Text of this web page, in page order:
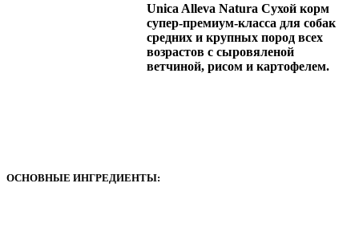
Unica Alleva Natura Сухой корм
супер-премиум-класса для собак
средних и крупных пород всех
возрастов с сыровяленой
ветчиной, рисом и картофелем.
ОСНОВНЫЕ ИНГРЕДИЕНТЫ: